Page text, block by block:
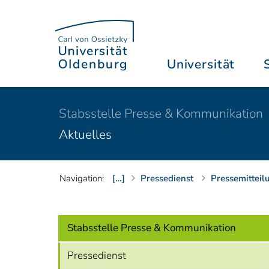
Universität
Stabsstelle Presse & Kommunikation
Aktuelles
Navigation: […] Pressedienst
Stabsstelle Presse & Kommunikation
Pressedienst